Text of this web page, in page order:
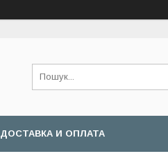
ДОСТАВКА И ОПЛАТА